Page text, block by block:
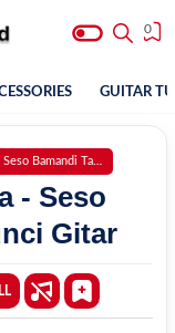
0
GUITAR
Bamandi Tangih
- Seso
Gitar